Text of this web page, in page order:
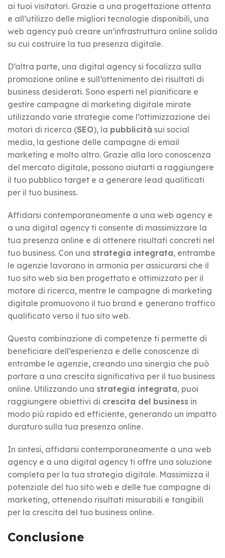
ai tuoi visitatori. Grazie a una progettazione attenta
e all’utilizzo delle migliori tecnologie disponibili, una
web agency può creare un’infrastruttura online solida
su cui costruire la tua presenza digitale.
D’altra parte, una digital agency si focalizza sulla
promozione online e sull’ottenimento dei risultati di
business desiderati. Sono esperti nel pianificare e
gestire campagne di marketing digitale mirate
utilizzando varie strategie come l’ottimizzazione dei
motori di ricerca (SEO), la pubblicità sui social
media, la gestione delle campagne di email
marketing e molto altro. Grazie alla loro conoscenza
del mercato digitale, possono aiutarti a raggiungere
il tuo pubblico target e a generare lead qualificati
per il tuo business.
Affidarsi contemporaneamente a una web agency e
a una digital agency ti consente di massimizzare la
tua presenza online e di ottenere risultati concreti nel
tuo business. Con una strategia integrata, entrambe
le agenzie lavorano in armonia per assicurarsi che il
tuo sito web sia ben progettato e ottimizzato per il
motore di ricerca, mentre le campagne di marketing
digitale promuovono il tuo brand e generano traffico
qualificato verso il tuo sito web.
Questa combinazione di competenze ti permette di
beneficiare dell’esperienza e delle conoscenze di
entrambe le agenzie, creando una sinergia che può
portare a una crescita significativa per il tuo business
online. Utilizzando una strategia integrata, puoi
raggiungere obiettivi di crescita del business in
modo più rapido ed efficiente, generando un impatto
duraturo sulla tua presenza online.
In sintesi, affidarsi contemporaneamente a una web
agency e a una digital agency ti offre una soluzione
completa per la tua strategia digitale. Massimizza il
potenziale del tuo sito web e delle tue campagne di
marketing, ottenendo risultati misurabili e tangibili
per la crescita del tuo business online.
Conclusione